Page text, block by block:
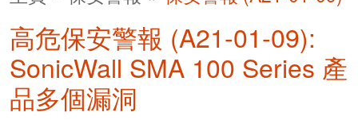
高危保安警報 (A21-01-09):
SonicWall SMA 100 Series 產
品多個漏洞